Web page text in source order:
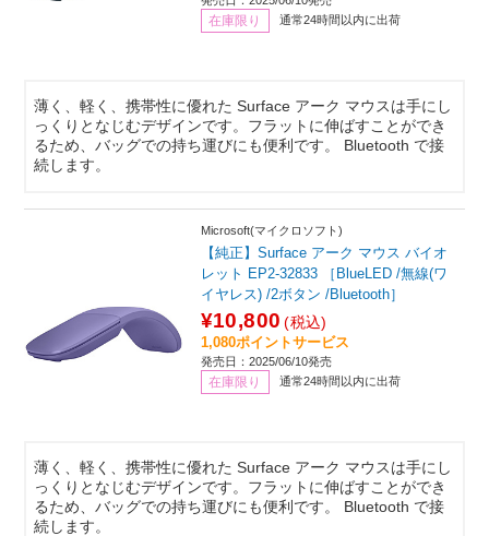
在庫限り 通常24時間以内に出荷
薄く、軽く、携帯性に優れた Surface アーク マウスは手にし
っくりとなじむデザインです。フラットに伸ばすことができ
るため、バッグでの持ち運びにも便利です。 Bluetooth で接
続します。
Microsoft(マイクロソフト)
【純正】Surface アーク マウス バイオ
レット EP2-32833 ［BlueLED /無線(ワ
イヤレス) /2ボタン /Bluetooth］
¥10,800 (税込)
1,080ポイントサービス
発売日：2025/06/10発売
在庫限り 通常24時間以内に出荷
薄く、軽く、携帯性に優れた Surface アーク マウスは手にし
っくりとなじむデザインです。フラットに伸ばすことができ
るため、バッグでの持ち運びにも便利です。 Bluetooth で接
続します。